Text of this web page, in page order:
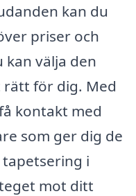
kan du
priser och
välja den
rätt för dig. Med
kontakt med
som ger dig de
i
mot ditt